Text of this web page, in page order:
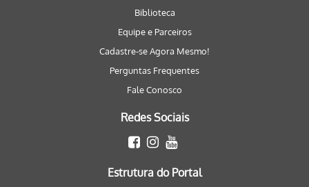
Biblioteca
Equipe e Parceiros
Cadastre-se Agora Mesmo!
Perguntas Frequentes
Fale Conosco
Redes Sociais
Estrutura do Portal